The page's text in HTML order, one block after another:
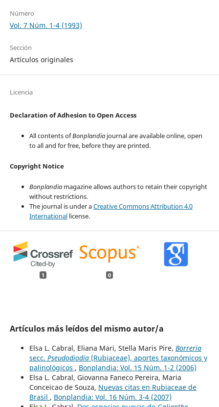
Número
Vol. 7 Núm. 1-4 (1993)
Sección
Artículos originales
Licencia
Declaration of Adhesion to Open Access
All contents ofBonplandiajournal are available online, open
to all and for free, before they are printed.
Copyright Notice
Bonplandiamagazine allows authors to retain their copyright
without restrictions.
The journal is under aCreative Commons Attribution 4.0
Internationallicense.
1 0
Artículos más leídos del mismo autor/a
Elsa L. Cabral, Eliana Mari, Stella Maris Pire, Borreria
secc. Pseudodiodia(Rubiaceae), aportes taxonómicos y
palinológicos , Bonplandia: Vol. 15 Núm. 1-2 (2006)
Elsa L. Cabral, Giovanna Faneco Pereira, Maria
Conceicao de Souza, Nuevas citas en Rubiaceae de
Brasil , Bonplandia: Vol. 16 Núm. 3-4 (2007)